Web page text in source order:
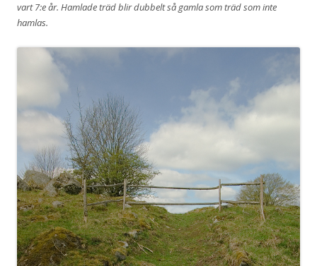
vart 7:e år. Hamlade träd blir dubbelt så gamla som träd som inte
hamlas.